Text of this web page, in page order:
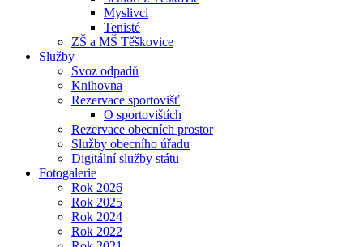
Myslivci
Tenisté
ZŠ a MŠ Těškovice
Služby
Svoz odpadů
Knihovna
Rezervace sportovišť
O sportovištích
Rezervace obecních prostor
Služby obecního úřadu
Digitální služby státu
Fotogalerie
Rok 2026
Rok 2025
Rok 2024
Rok 2022